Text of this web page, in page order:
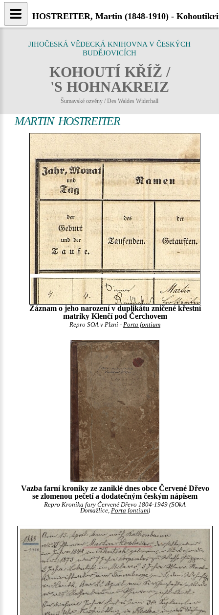
JIHOČESKÁ VĚDECKÁ KNIHOVNA V ČESKÝCH
BUDĚJOVICÍCH
KOHOUTÍ KŘÍŽ /
'S HOHNAKREIZ
Šumavské ozvěny / Des Waldes Widerhall
MARTIN HOSTREITER
Záznam o jeho narození v duplikátu zničené křestní
matriky Klenčí pod Čerchovem
Repro SOA v Plzni - Porta fontium
Vazba farní kroniky ze zaniklé dnes obce Červené Dřevo
se zlomenou pečetí a dodatečným českým nápisem
Repro Kronika fary Červené Dřevo 1804-1949 (SOkA
Domažlice, Porta fontium)
HOSTREITER, Martin (1848-1910) -